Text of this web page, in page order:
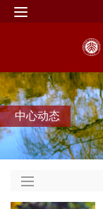
中心动态